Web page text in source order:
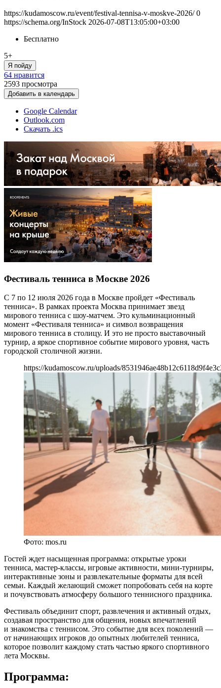
https://kudamoscow.ru/event/festival-tennisa-v-moskve-2026/ 0
https://schema.org/InStock 2026-07-08T13:05:00+03:00
Бесплатно
5+
Я пойду
64 нравится
2593 просмотра
Добавить в календарь
Google Calendar
Outlook.com
Скачать .ics
Фестиваль тенниса в Москве 2026
С 7 по 12 июля 2026 года в Москве пройдет «Фестиваль
тенниса». В рамках проекта Москва принимает звезд
мирового тенниса с шоу-матчем. Это кульминационный
момент «Фестиваля тенниса» и символ возвращения
мирового тенниса в столицу. И это не просто выставочный
турнир, а яркое спортивное событие мирового уровня, часть
городской столичной жизни.
https://kudamoscow.ru/uploads/
Фото: mos.ru
Гостей ждет насыщенная программа: открытые уроки
тенниса, мастер-классы, игровые активности, мини-турниры,
интерактивные зоны и развлекательные форматы для всей
семьи. Каждый желающий сможет попробовать себя на корте
и почувствовать атмосферу большого теннисного праздника.
Фестиваль объединит спорт, развлечения и активный отдых,
создавая пространство для общения, новых впечатлений
и знакомства с теннисом. Это событие для всех поколений —
от начинающих игроков до опытных любителей тенниса,
которое позволит каждому стать частью яркого спортивного
лета Москвы.
Программа: